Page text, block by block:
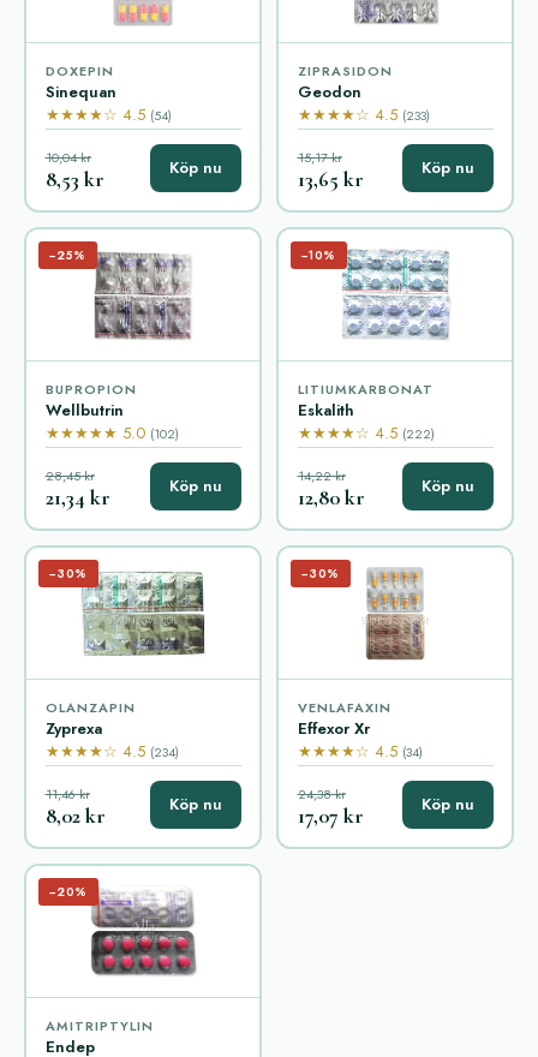
DOXEPIN
Sinequan
★★★★☆ 4.5 (54)
10,04 kr
8,53 kr Köp nu
ZIPRASIDON
Geodon
★★★★☆ 4.5 (233)
15,17 kr
13,65 kr Köp nu
−25%
BUPROPION
Wellbutrin
★★★★★ 5.0 (102)
28,45 kr
21,34 kr Köp nu
−10%
LITIUMKARBONAT
Eskalith
★★★★☆ 4.5 (222)
14,22 kr
12,80 kr Köp nu
−30%
OLANZAPIN
Zyprexa
★★★★☆ 4.5 (234)
11,46 kr
8,02 kr Köp nu
−30%
VENLAFAXIN
Effexor Xr
★★★★☆ 4.5 (34)
24,38 kr
17,07 kr Köp nu
−20%
AMITRIPTYLIN
Endep